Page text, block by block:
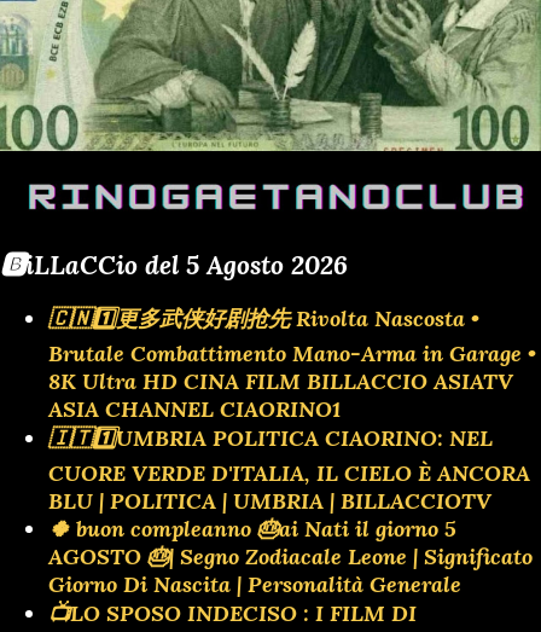
🅱️iLLaCCio del 5 Agosto 2026
🇨🇳1️⃣更多武侠好剧抢先 Rivolta Nascosta •
Brutale Combattimento Mano-Arma in Garage •
8K Ultra HD CINA FILM BILLACCIO ASIATV
ASIA CHANNEL CIAORINO1
🇮🇹1️⃣UMBRIA POLITICA CIAORINO: NEL
CUORE VERDE D'ITALIA, IL CIELO È ANCORA
BLU | POLITICA | UMBRIA | BILLACCIOTV
🍀 buon compleanno 🎂ai Nati il giorno 5
AGOSTO 🎂| Segno Zodiacale Leone | Significato
Giorno Di Nascita | Personalità Generale
📺LO SPOSO INDECISO : I FILM DI